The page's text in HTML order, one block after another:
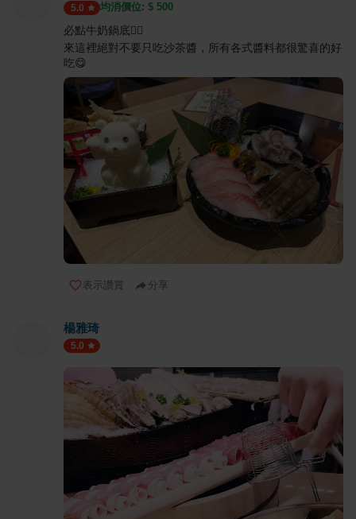
5.0 均消價位: $ 500
必點牛奶鍋底👍🏻
來這裡絕對不要只吃沙茶醬，所有各式醬料都很驚喜的好
吃😋
表示讚賞 分享
楊雅琦
5.0